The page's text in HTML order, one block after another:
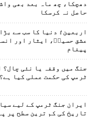
دھچکا، چھ ماہ بعد بھی
حاصل نہ کرسکا
اربعین؛ دنیا کا سب سے
عشق حسینؑ، ایثار اور
پیغام
جنگ میں وقفہ یا نئی چال؟
ٹرمپ کی حکمت عملی کیا ہے؟
ایران جنگ ٹرمپ کے لیے
تاریخ کی کم ترین سطح پر